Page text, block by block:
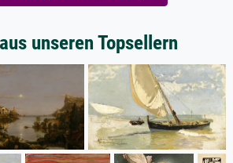
unseren Topsellern